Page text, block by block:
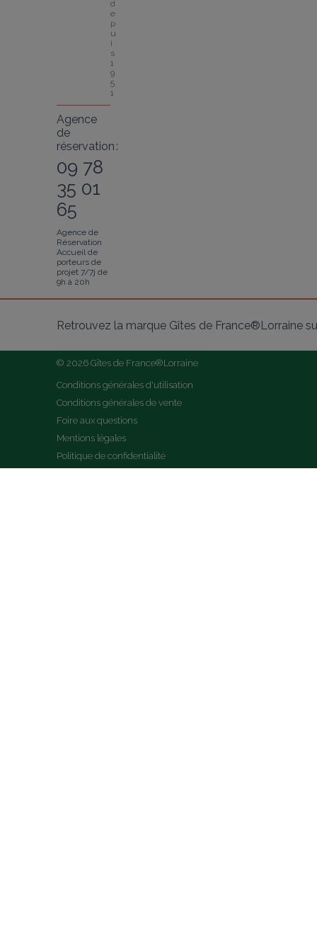
d
e
p
u
i
s
1
9
5
1
Agence
de
réservation :
09 78
35 01
65
Agence de
Réservation
Accueil de
porteurs de
projet 7/7j de
9h à 20h
Retrouvez la marque Gîtes de France®Lorraine
© 2026 Gîtes de France®Lorraine
Conditions générales d'utilisation
Conditions générales de vente
Foire aux questions
Mentions légales
Politique de confidentialité